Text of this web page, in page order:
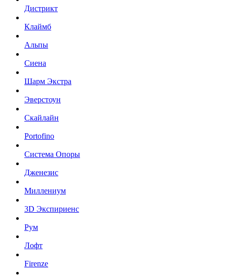
Дистрикт
Клаймб
Альпы
Сиена
Шарм Экстра
Эверстоун
Скайлайн
Portofino
Система Опоры
Дженезис
Миллениум
3D Экспириенс
Рум
Лофт
Firenze